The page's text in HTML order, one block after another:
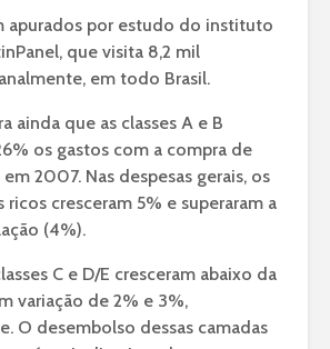
apurados por estudo do instituto
que visita 8,2 mil
em todo Brasil.
ainda que as classes A e B
os gastos com a compra de
2007. Nas despesas gerais, os
ricos cresceram 5% e superaram a
(4%).
C e D/E cresceram abaixo da
variação de 2% e 3%,
O desembolso dessas camadas